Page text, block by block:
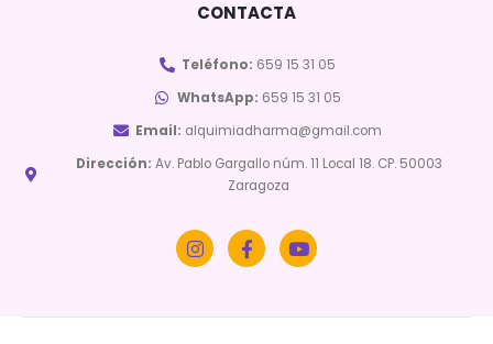
CONTACTA
Teléfono: 659 15 31 05
WhatsApp: 659 15 31 05
Email: alquimiadharma@gmail.com
Dirección: Av. Pablo Gargallo núm. 11 Local 18. CP. 50003
Zaragoza